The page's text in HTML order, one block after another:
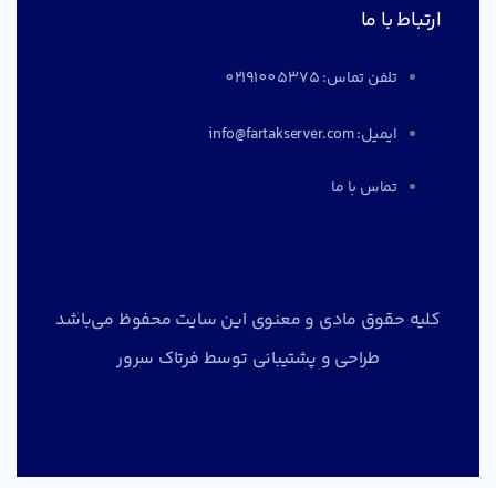
ارتباط با ما
تلفن تماس: 02191005375
ایمیل: info@fartakserver.com
تماس با ما
کلیه حقوق مادی و معنوی این سایت محفوظ می‌باشد
طراحی و پشتیبانی توسط فرتاک سرور